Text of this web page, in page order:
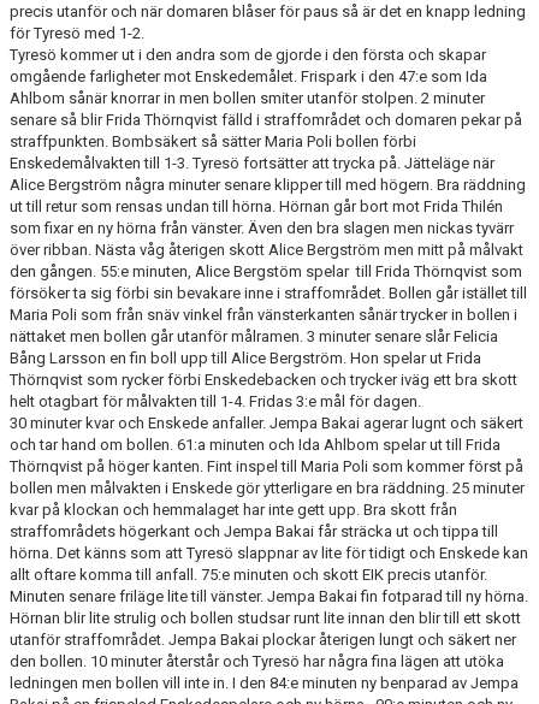
precis utanför och när domaren blåser för paus så är det en knapp ledning
för Tyresö med 1-2.
Tyresö kommer ut i den andra som de gjorde i den första och skapar
omgående farligheter mot Enskedemålet. Frispark i den 47:e som Ida
Ahlbom sånär knorrar in men bollen smiter utanför stolpen. 2 minuter
senare så blir Frida Thörnqvist fälld i straffområdet och domaren pekar på
straffpunkten. Bombsäkert så sätter Maria Poli bollen förbi
Enskedemålvakten till 1-3. Tyresö fortsätter att trycka på. Jätteläge när
Alice Bergström några minuter senare klipper till med högern. Bra räddning
ut till retur som rensas undan till hörna. Hörnan går bort mot Frida Thilén
som fixar en ny hörna från vänster. Även den bra slagen men nickas tyvärr
över ribban. Nästa våg återigen skott Alice Bergström men mitt på målvakt
den gången. 55:e minuten, Alice Bergstöm spelar till Frida Thörnqvist som
försöker ta sig förbi sin bevakare inne i straffområdet. Bollen går istället till
Maria Poli som från snäv vinkel från vänsterkanten sånär trycker in bollen i
nättaket men bollen går utanför målramen. 3 minuter senare slår Felicia
Bång Larsson en fin boll upp till Alice Bergström. Hon spelar ut Frida
Thörnqvist som rycker förbi Enskedebacken och trycker iväg ett bra skott
helt otagbart för målvakten till 1-4. Fridas 3:e mål för dagen.
30 minuter kvar och Enskede anfaller. Jempa Bakai agerar lugnt och säkert
och tar hand om bollen. 61:a minuten och Ida Ahlbom spelar ut till Frida
Thörnqvist på höger kanten. Fint inspel till Maria Poli som kommer först på
bollen men målvakten i Enskede gör ytterligare en bra räddning. 25 minuter
kvar på klockan och hemmalaget har inte gett upp. Bra skott från
straffområdets högerkant och Jempa Bakai får sträcka ut och tippa till
hörna. Det känns som att Tyresö slappnar av lite för tidigt och Enskede kan
allt oftare komma till anfall. 75:e minuten och skott EIK precis utanför.
Minuten senare friläge lite till vänster. Jempa Bakai fin fotparad till ny hörna.
Hörnan blir lite strulig och bollen studsar runt lite innan den blir till ett skott
utanför straffområdet. Jempa Bakai plockar återigen lungt och säkert ner
den bollen. 10 minuter återstår och Tyresö har några fina lägen att utöka
ledningen men bollen vill inte in. I den 84:e minuten ny benparad av Jempa